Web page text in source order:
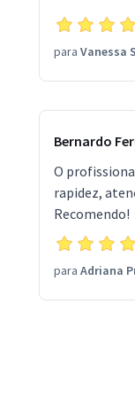
para Vanessa
Bernardo
O
rapidez,
Recomendo!
para Adriana